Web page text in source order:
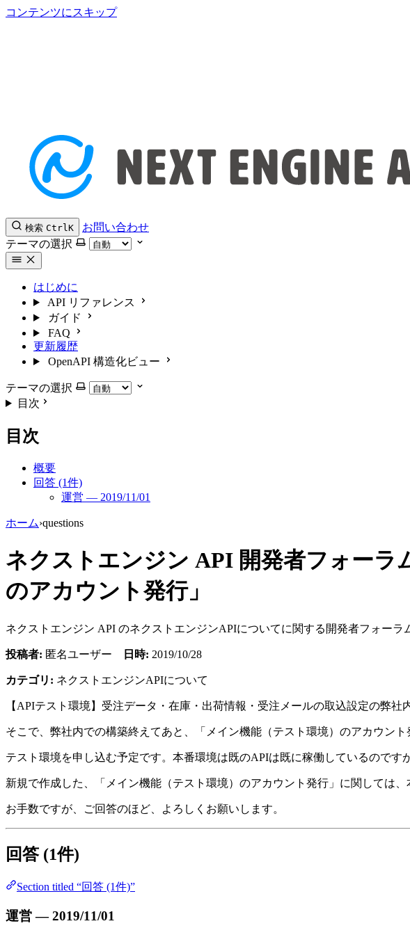
コンテンツにスキップ
検索 CtrlK
お問い合わせ
テーマの選択
はじめに
API リファレンス
ガイド
FAQ
更新履歴
OpenAPI 構造化ビュー
テーマの選択
目次
目次
概要
回答 (1件)
運営 — 2019/11/01
ホーム›questions
ネクストエンジン API 開発者フォーラ
のアカウント発行」
ネクストエンジン API のネクストエンジンAPIについてに関する開発者フォー
投稿者: 匿名ユーザー 日時: 2019/10/28
カテゴリ: ネクストエンジンAPIについて
【APIテスト環境】受注データ・在庫・出荷情報・受注メールの取込設定の弊社
そこで、弊社内での構築終えてあと、「メイン機能（テスト環境）のアカウント
テスト環境を申し込む予定です。本番環境は既のAPIは既に稼働しているのですが
新規で作成した、「メイン機能（テスト環境）のアカウント発行」に関しては
お手数ですが、ご回答のほど、よろしくお願いします。
回答 (1件)
Section titled “回答 (1件)”
運営 — 2019/11/01